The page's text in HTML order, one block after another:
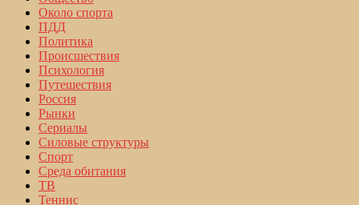
Около спорта
ПДД
Политика
Происшествия
Психология
Путешествия
Россия
Рынки
Сериалы
Силовые структуры
Спорт
Среда обитания
ТВ
Теннис